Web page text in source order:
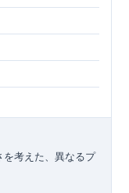
を考えた、異なるプ